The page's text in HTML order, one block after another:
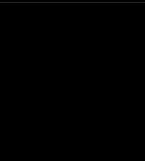
с нами